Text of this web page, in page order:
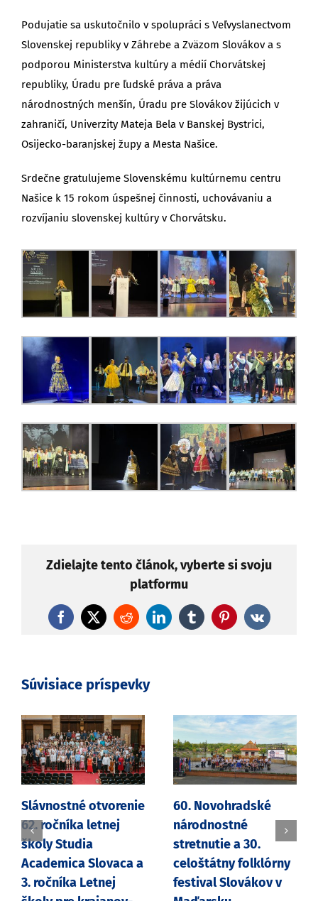
Podujatie sa uskutočnilo v spolupráci s Veľvyslanectvom
Slovenskej republiky v Záhrebe a Zväzom Slovákov a s
podporou Ministerstva kultúry a médií Chorvátskej
republiky, Úradu pre ľudské práva a práva
národnostných menšín, Úradu pre Slovákov žijúcich v
zahraničí, Univerzity Mateja Bela v Banskej Bystrici,
Osijecko-baranjskej župy a Mesta Našice.
Srdečne gratulujeme Slovenskému kultúrnemu centru
Našice k 15 rokom úspešnej činnosti, uchovávaniu a
rozvíjaniu slovenskej kultúry v Chorvátsku.
Zdielajte tento článok, vyberte si svoju
platformu
Facebook
X RedditLinkedInTumblrPinterest
Vk
Súvisiace príspevky
Slávnostné otvorenie
62. ročníka letnej
školy Studia
Academica Slovaca a
3. ročníka Letnej
60. Novohradské
národnostné
stretnutie a 30.
celoštátny folklórny
festival Slovákov v